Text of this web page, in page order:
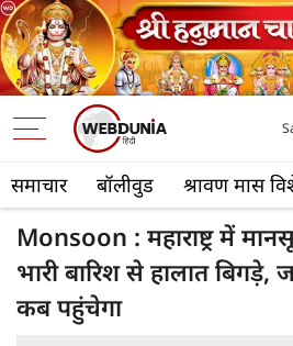
समाचार बॉलीवुड श्रावण मास
Monsoon : महाराष्ट्र में
भारी बारिश से हालात बिगड़े,
कब पहुंचेगा